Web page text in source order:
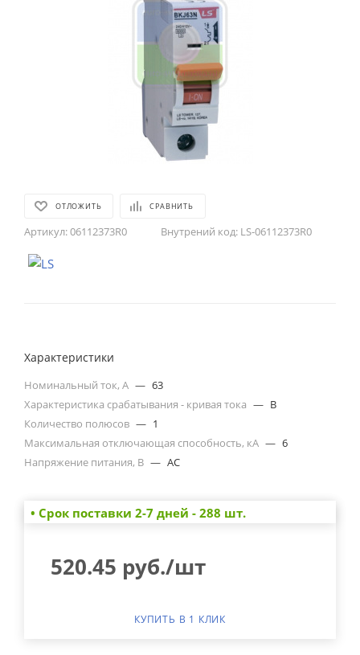
ОТЛОЖИТЬ СРАВНИТЬ
Артикул:06112373R0 Внутрений код: LS-06112373R0
Характеристики
Номинальный ток, А — 63
Характеристика срабатывания - кривая тока — B
Количество полюсов — 1
Максимальная отключающая способность, кА — 6
Напряжение питания, В — AC
• Cрок поставки 2-7 дней - 288 шт.
520.45 руб./шт
КУПИТЬ В 1 КЛИК